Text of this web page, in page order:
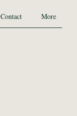
Contact More